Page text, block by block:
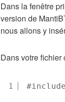
Dans la fenêtre
version de
nous allons y
Dans votre fichier
1